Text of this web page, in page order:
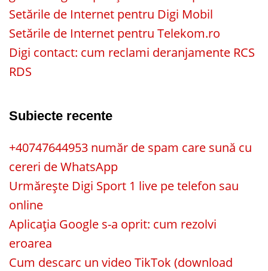
Setările de Internet pentru Digi Mobil
Setările de Internet pentru Telekom.ro
Digi contact: cum reclami deranjamente RCS
RDS
Subiecte recente
+40747644953 număr de spam care sună cu
cereri de WhatsApp
Urmărește Digi Sport 1 live pe telefon sau
online
Aplicația Google s-a oprit: cum rezolvi
eroarea
Cum descarc un video TikTok (download